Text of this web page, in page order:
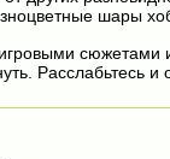
шары
сюжетами
Расслабьтесь и